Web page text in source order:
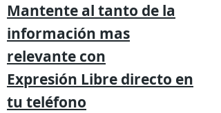
Mantente al tanto de la
información mas
relevante con
Expresión Libre directo en
tu teléfono